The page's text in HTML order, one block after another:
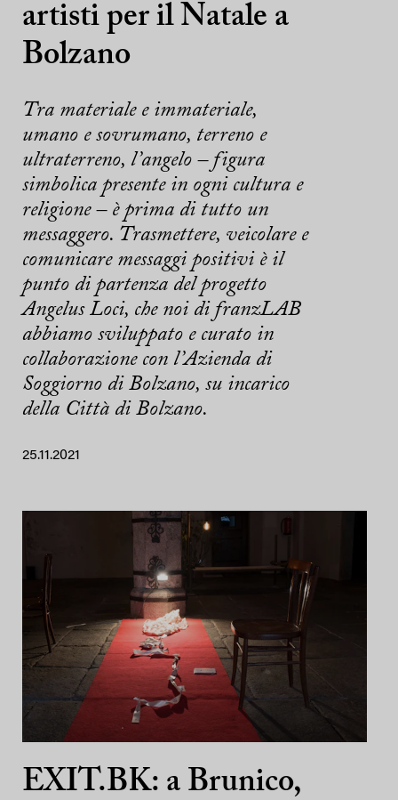
artisti per il Natale a
Bolzano
Tra materiale e immateriale,
umano e sovrumano, terreno e
ultraterreno, l’angelo – figura
simbolica presente in ogni cultura e
religione – è prima di tutto un
messaggero. Trasmettere, veicolare e
comunicare messaggi positivi è il
punto di partenza del progetto
Angelus Loci, che noi di franzLAB
abbiamo sviluppato e curato in
collaborazione con l’Azienda di
Soggiorno di Bolzano, su incarico
della Città di Bolzano.
25.11.2021
EXIT.BK: a Brunico,